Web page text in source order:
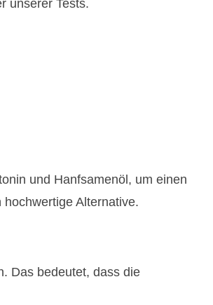
unserer Tests.
und Hanfsamenöl, um einen
Alternative.
Das bedeutet, dass die